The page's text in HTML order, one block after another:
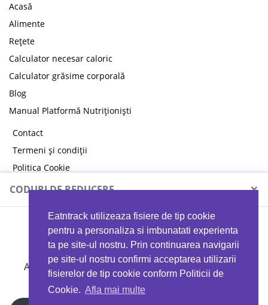
Eatntrack utilizeaza fisiere de tip cookie
pentru a personaliza si imbunatati experienta
ta pe site-ul nostru. Prin continuarea navigarii
pe site-ul nostru confirmi acceptarea utilizarii
fisierelor de tip cookie conform Politicii de
Cookie. Afla mai multe
Acasă
Alimente
Rețete
Calculator necesar caloric
Calculator grăsime corporală
Blog
Manual Platformă Nutriționiști
Contact
Termeni și condiții
Politica Cookie
Politica de confidențialitate
CODURI DE REDUCERE ×
MYPROTEIN
Ai 40%reducere la orice comandă folosind codul
EATTRACK